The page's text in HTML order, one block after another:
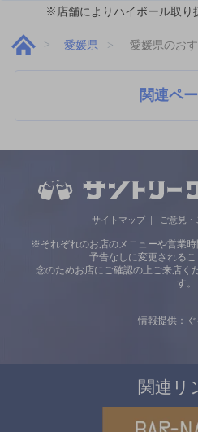
※店舗によりハイボール取り
愛媛県 愛媛県のお
関連ペ
サイトマップ ご意見・
※それぞれのお店のメニューや営業時
予告なしに変更されるこ
念のためお店にご確認の上ご来店く
す。
情報提供：
関連リ